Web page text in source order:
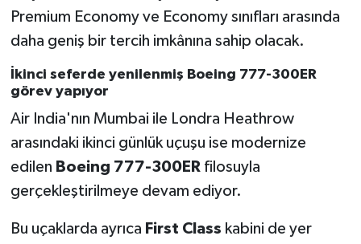
Premium Economy ve Economy sınıfları arasında
daha geniş bir tercih imkânına sahip olacak.
İkinci seferde yenilenmiş Boeing 777-300ER
görev yapıyor
Air India'nın Mumbai ile Londra Heathrow
arasındaki ikinci günlük uçuşu ise modernize
edilen Boeing 777-300ERfilosuyla
gerçekleştirilmeye devam ediyor.
Bu uçaklarda ayrıca First Class kabini de yer